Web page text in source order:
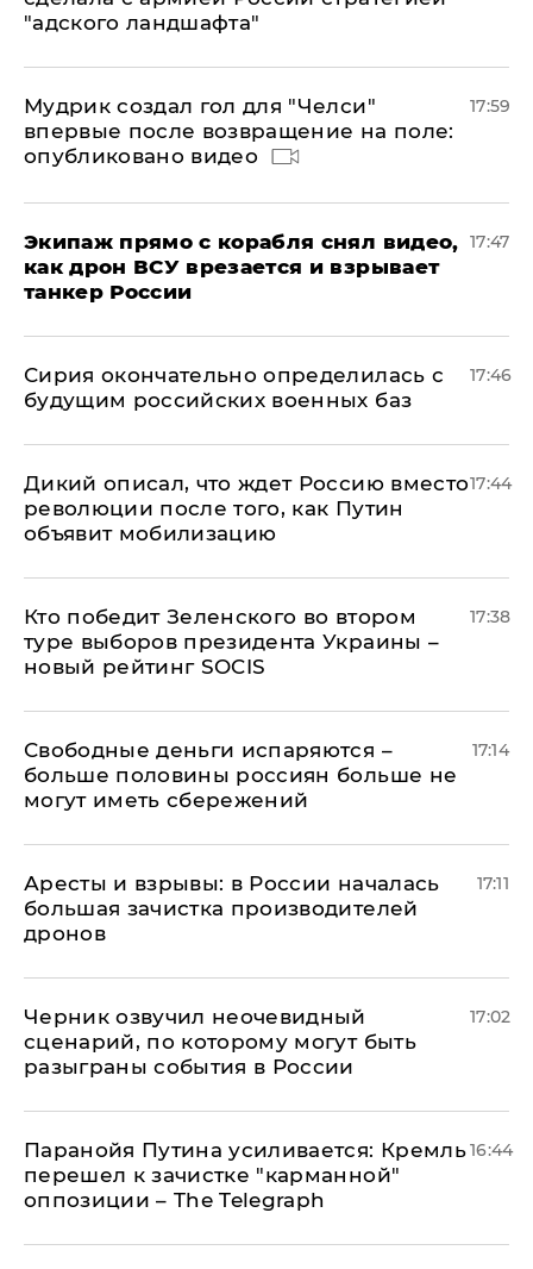
"адского ландшафта"
Мудрик создал гол для "Челси"
впервые после возвращение на поле:
опубликовано видео
17:59
Экипаж прямо с корабля снял видео,
как дрон ВСУ врезается и взрывает
танкер России
17:47
Сирия окончательно определилась с
будущим российских военных баз
17:46
Дикий описал, что ждет Россию вместо
революции после того, как Путин
объявит мобилизацию
17:44
Кто победит Зеленского во втором
туре выборов президента Украины –
новый рейтинг SOCIS
17:38
Свободные деньги испаряются –
больше половины россиян больше не
могут иметь сбережений
17:14
Аресты и взрывы: в России началась
большая зачистка производителей
дронов
17:11
Черник озвучил неочевидный
сценарий, по которому могут быть
разыграны события в России
17:02
Паранойя Путина усиливается: Кремль
перешел к зачистке "карманной"
оппозиции – The Telegraph
16:44